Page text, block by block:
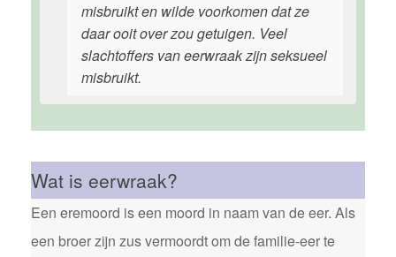
misbruikt en wilde voorkomen dat ze
daar ooit over zou getuigen. Veel
slachtoffers van eerwraak zijn seksueel
misbruikt.
Wat is eerwraak?
Een eremoord is een moord in naam van de eer. Als
een broer zijn zus vermoordt om de familie-eer te